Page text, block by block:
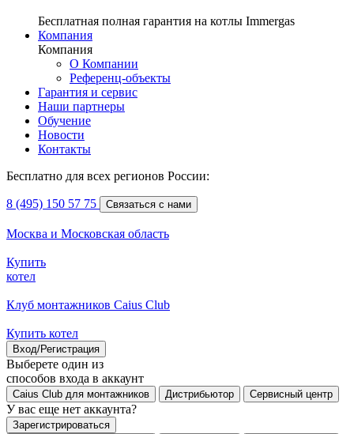
Бесплатная полная гарантия на котлы Immergas
Компания
Компания
О Компании
Референц-объекты
Гарантия и сервис
Наши партнеры
Обучение
Новости
Контакты
Бесплатно для всех регионов России:
8 (495) 150 57 75 Связаться с нами
Москва и Московская область
Купить
котел
Клуб монтажников Caius Club
Купить котел
Вход/Регистрация
Выберете один из
способов входа в аккаунт
Caius Club для монтажников Дистрибьютор Сервисный центр
У вас еще нет аккаунта?
Зарегистрироваться